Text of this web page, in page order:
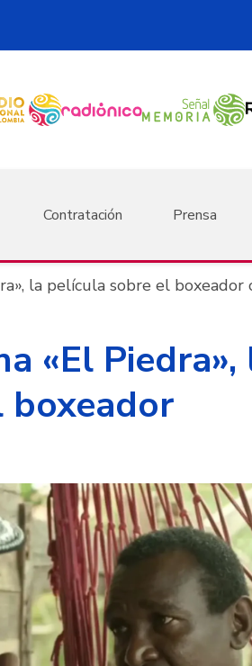
Contratación Prensa
la película sobre el boxeador
«El Piedra»,
boxeador